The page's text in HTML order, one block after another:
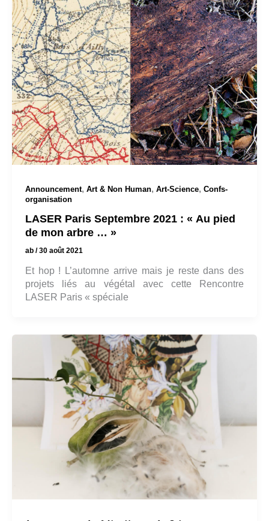
Announcement, Art & Non Human, Art-Science, Confs-
organisation
LASER Paris Septembre 2021 : « Au pied
de mon arbre … »
ab /30 août 2021
Et hop ! L’automne arrive mais je reste dans des
projets liés au végétal avec cette Rencontre
LASER Paris « spéciale